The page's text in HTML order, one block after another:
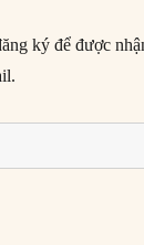
ký để được